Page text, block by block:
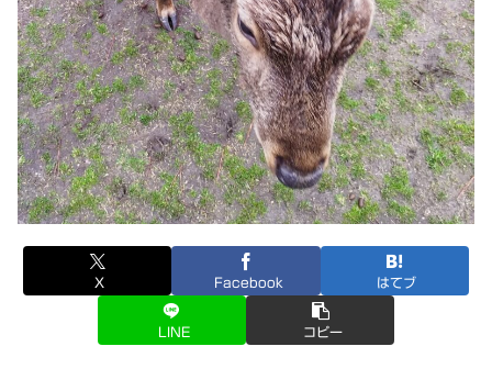
X Facebook はてブ
LINE コピー